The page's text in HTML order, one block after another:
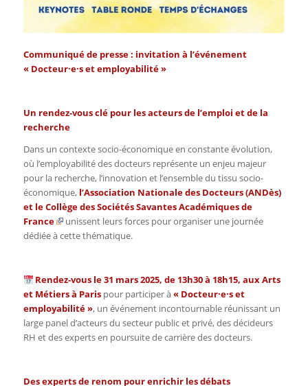
Communiqué de presse : invitation à l’événement
« Docteur·e·s et employabilité »
Un rendez-vous clé pour les acteurs de l’emploi et de la
recherche
Dans un contexte socio-économique en constante évolution,
où l’employabilité des docteurs représente un enjeu majeur
pour la recherche, l’innovation et l’ensemble du tissu socio-
économique, l’Association Nationale des Docteurs (ANDès)
et leCollège des Sociétés Savantes Académiques de
France
unissent leurs forces pour organiser une journée
dédiée à cette thématique.
Rendez-vous le 31 mars 2025, de 13h30 à 18h15, aux Arts
et Métiers à Parispour participer à« Docteur·e·s et
employabilité », un événement incontournable réunissant un
large panel d’acteurs du secteur public et privé, des décideurs
RH et des experts en poursuite de carrière des docteurs.
Des experts de renom pour enrichir les débats